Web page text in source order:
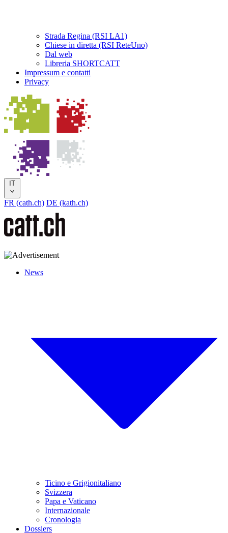
Strada Regina (RSI LA1)
Chiese in diretta (RSI ReteUno)
Dal web
Libreria SHORTCATT
Impressum e contatti
Privacy
IT
FR (cath.ch) DE (kath.ch)
News
Ticino e Grigionitaliano
Svizzera
Papa e Vaticano
Internazionale
Cronologia
Dossiers